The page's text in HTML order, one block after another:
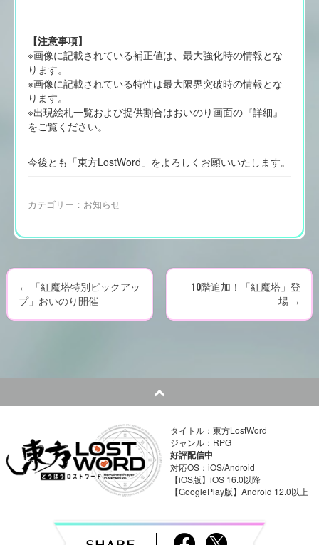
【注意事項】
※画像に記載されている補正値は、最大強化時の情報とな
ります。
※画像に記載されている特性は最大限界突破時の情報とな
ります。
※出現絵札一覧および提供割合はおいのり画面の『詳細』
をご覧ください。
今後とも「東方LostWord」をよろしくお願いいたします。
カテゴリー： お知らせ
P
a
v
←
「紅魔塔特別ピックアッ
プ」おいのり開催
10階追加！「紅魔塔」登
場 →
タイトル：東方LostWord
ジャンル：RPG
好評配信中
対応OS：iOS/Android
【iOS版】iOS 16.0以降
【GooglePlay版】Android 12.0以上